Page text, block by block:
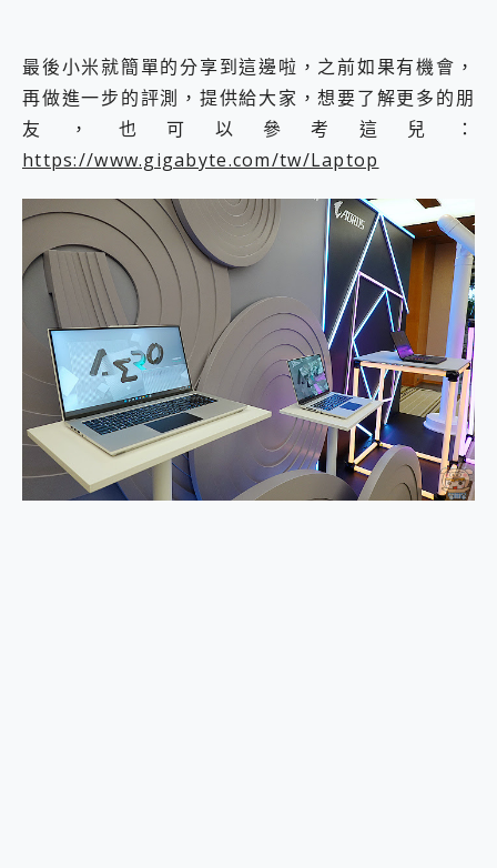
最後小米就簡單的分享到這邊啦，之前如果有機會，
再做進一步的評測，提供給大家，想要了解更多的朋
友，也可以參考這兒：
https://www.gigabyte.com/tw/Laptop